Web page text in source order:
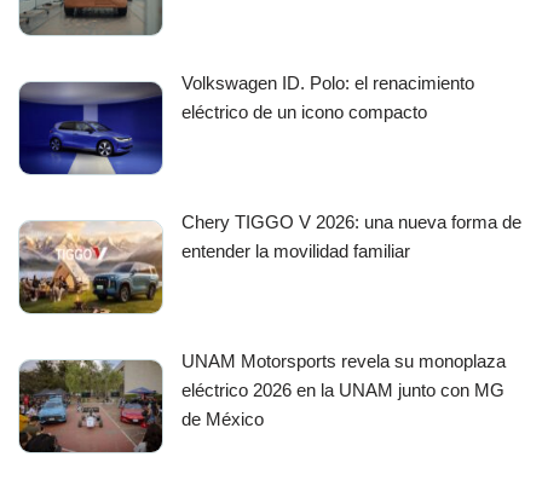
Volkswagen ID. Polo: el renacimiento
eléctrico de un icono compacto
Chery TIGGO V 2026: una nueva forma de
entender la movilidad familiar
UNAM Motorsports revela su monoplaza
eléctrico 2026 en la UNAM junto con MG
de México